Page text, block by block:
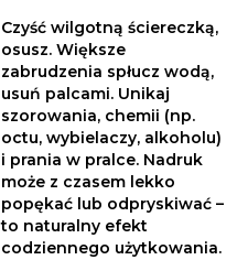
Czyść wilgotną ściereczką,
osusz. Większe
zabrudzenia spłucz wodą,
usuń palcami. Unikaj
szorowania, chemii (np.
octu, wybielaczy, alkoholu)
i prania w pralce. Nadruk
może z czasem lekko
popękać lub odpryskiwać –
to naturalny efekt
codziennego użytkowania.